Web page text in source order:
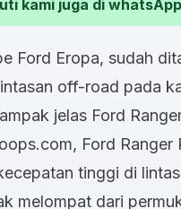
kami juga di
Ford Eropa, sudah
off-road pada
jelas Ford
Ford
tinggi di
melompat dari